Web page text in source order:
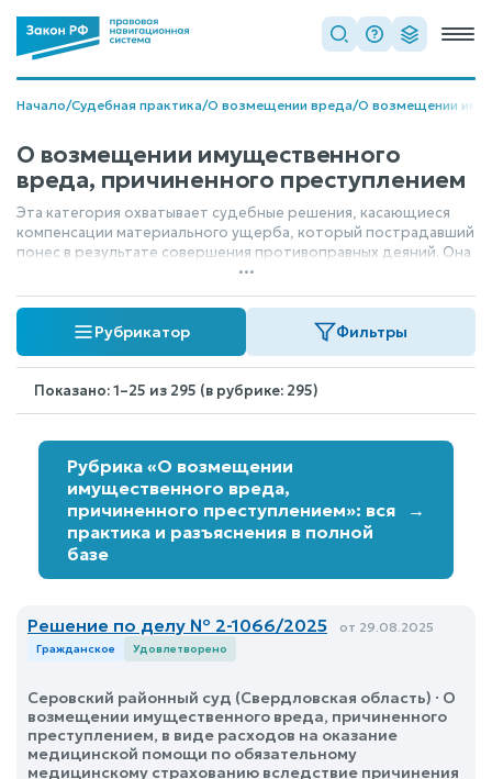
Начало/Судебная практика/О возмещении вреда/О возмещении
О возмещении имущественного
вреда, причиненного преступлением
Эта категория охватывает судебные решения, касающиеся
компенсации материального ущерба, который пострадавший
понес в результате совершения противоправных деяний. Она
регулирует вопросы возмещения имущественных потерь,
вызванных преступлением, и определяет, как и в каком
объеме виновное лицо должно компенсировать нанесенный
...
Рубрикатор Фильтры
Показано: 1–25 из 295 (в рубрике: 295)
Рубрика «О возмещении
имущественного вреда,
причиненного преступлением»: вся
практика и разъяснения в полной
базе
→
Решение по делу № 2-1066/2025 от 29.08.2025
Гражданское Удовлетворено
Серовский районный суд (Свердловская область) · О
возмещении имущественного вреда, причиненного
преступлением, в виде расходов на оказание
медицинской помощи по обязательному
медицинскому страхованию вследствие причинения